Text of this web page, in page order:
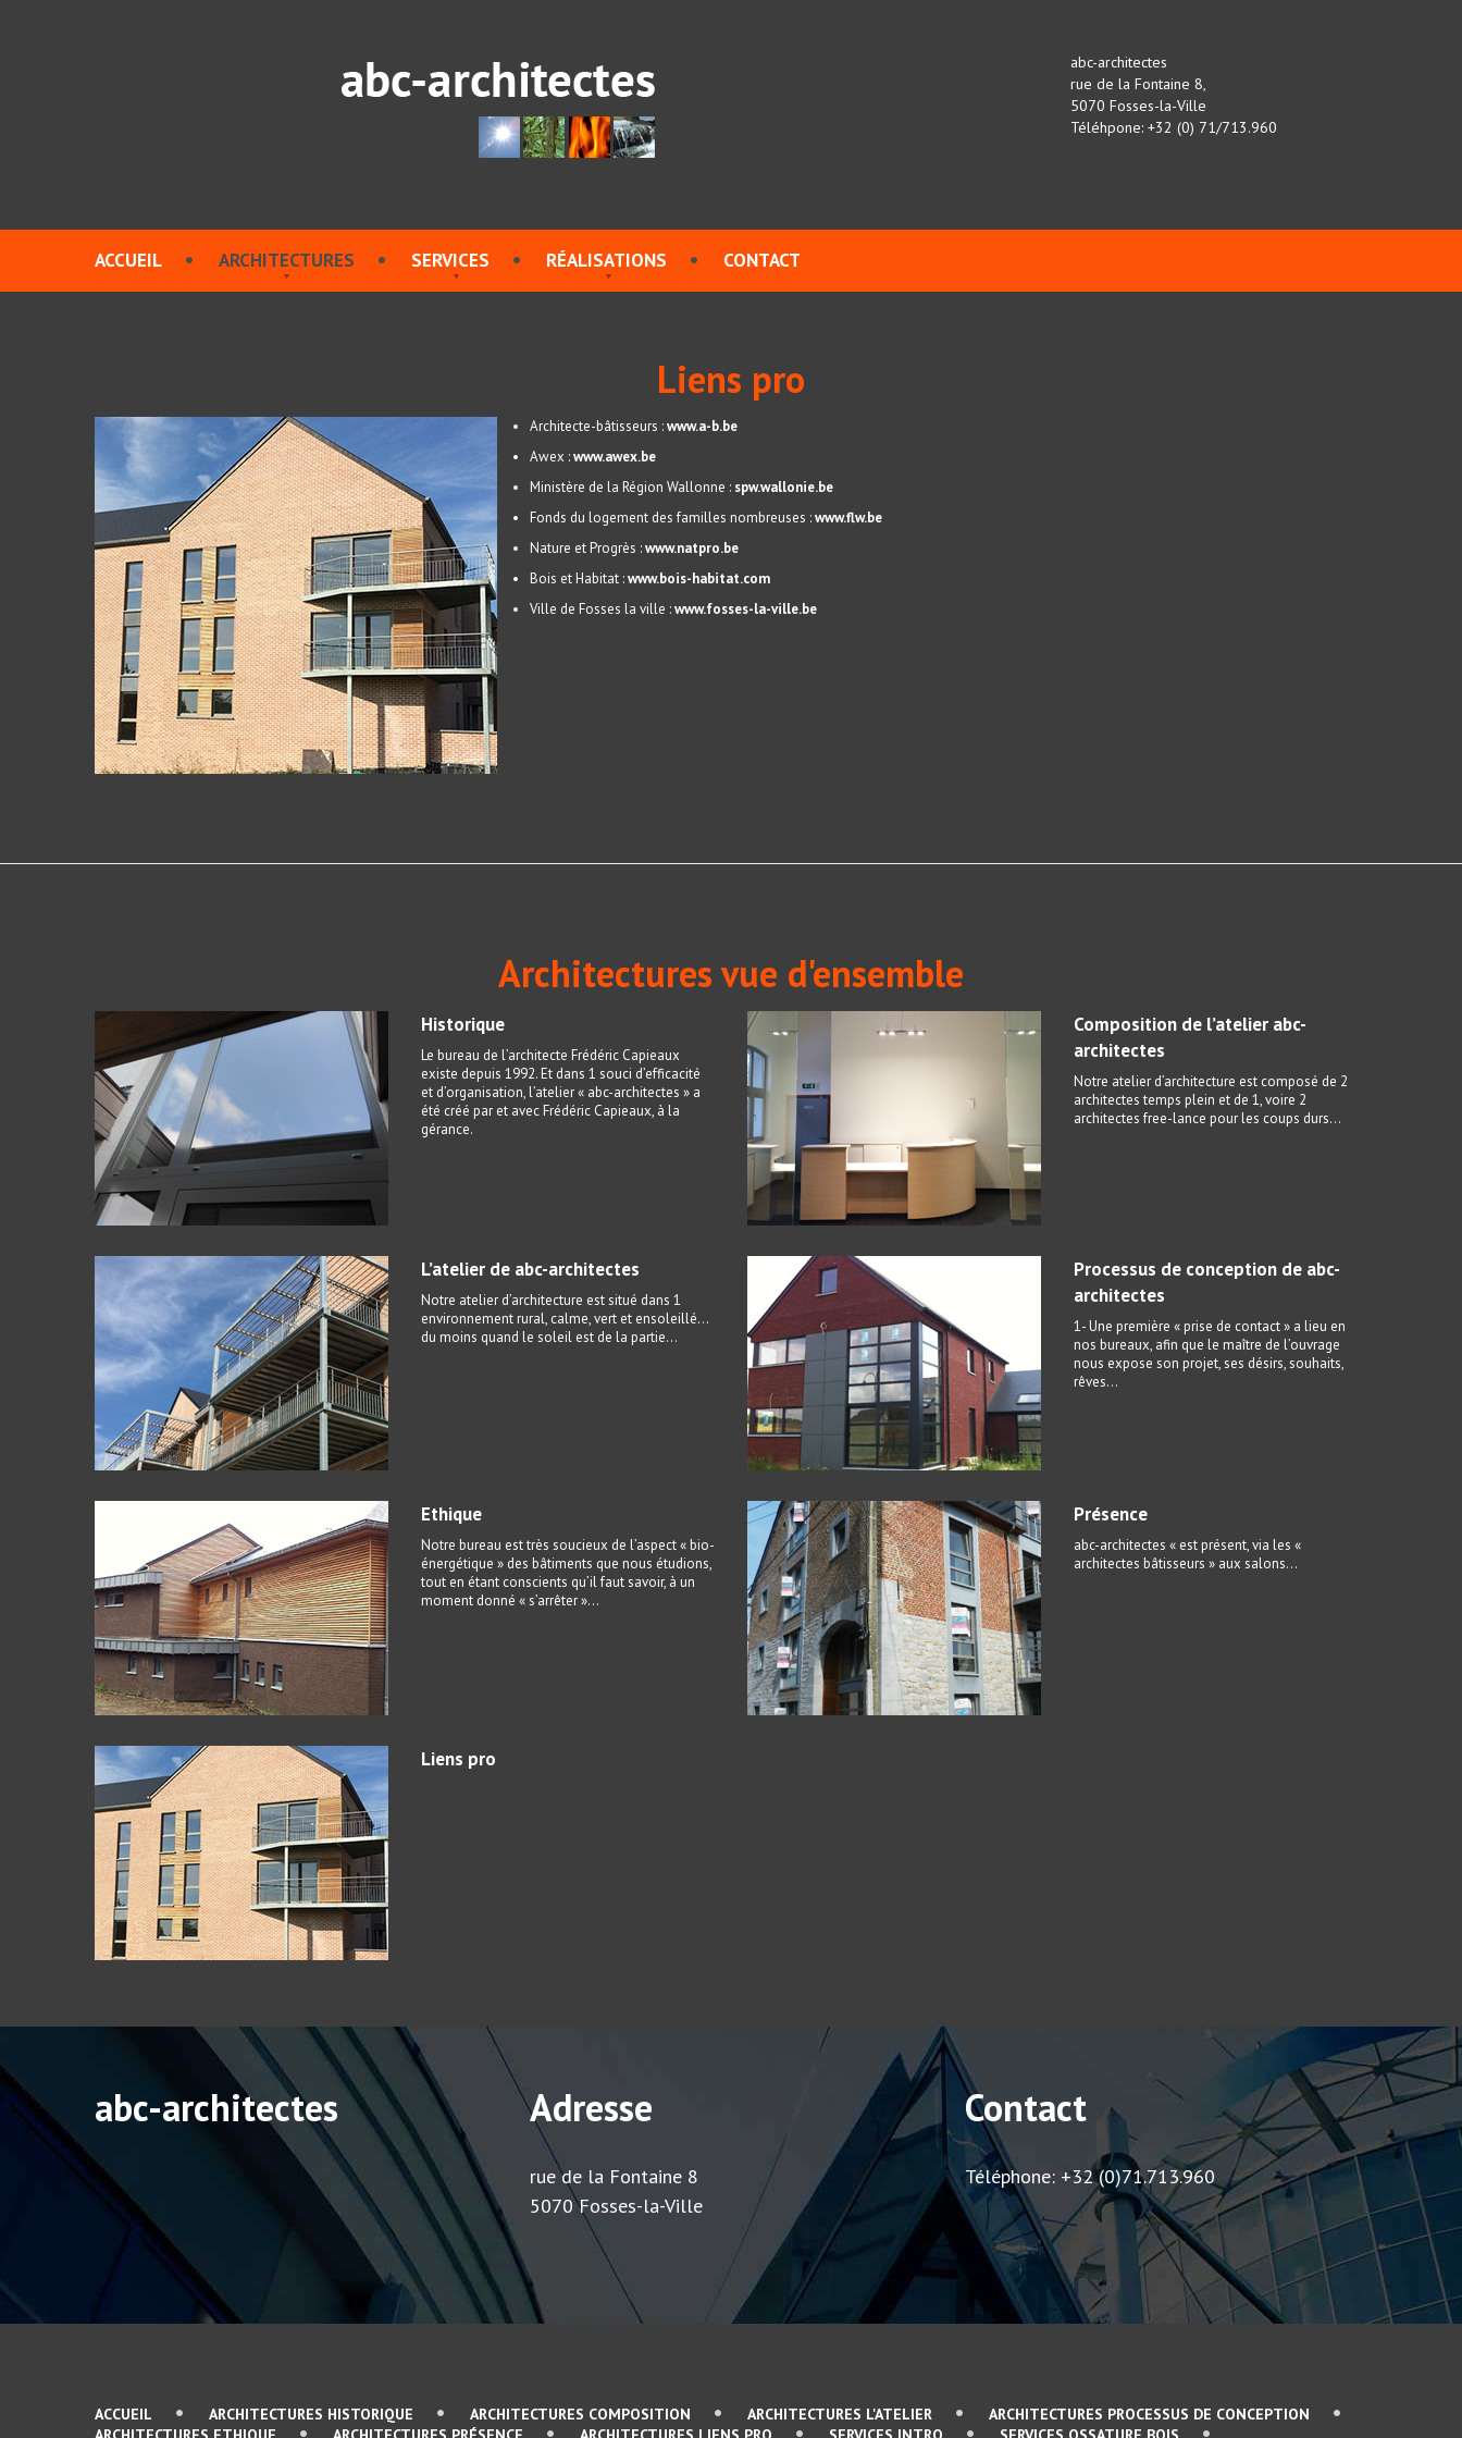
abc-architectes
rue de la Fontaine 8,
5070 Fosses-la-Ville
Téléhpone: +32 (0) 71/713.960
ACCUEIL ARCHITECTURES SERVICES RÉALISATIONS CONTACT
Liens pro
Architecte-bâtisseurs :www.a-b.be
Awex :www.awex.be
Ministère de la Région Wallonne : spw.wallonie.be
Fonds du logement des familles nombreuses :www.flw.be
Nature et Progrès :www.natpro.be
Bois et Habitat :www.bois-habitat.com
Ville de Fosses la ville :www.fosses-la-ville.be
Architectures vue d'ensemble
Historique
Le bureau de l’architecte Frédéric Capieaux
existe depuis 1992. Et dans 1 souci d’efficacité
et d’organisation, l’atelier « abc-architectes » a
été créé par et avec Frédéric Capieaux, à la
gérance.
L’atelier de abc-architectes
Notre atelier d’architecture est situé dans 1
environnement rural, calme, vert et ensoleillé…
du moins quand le soleil est de la partie...
Ethique
Notre bureau est très soucieux de l’aspect « bio-
énergétique » des bâtiments que nous étudions,
tout en étant conscients qu’il faut savoir, à un
moment donné « s’arrêter »…
Liens pro
Composition de l’atelier abc-
architectes
Notre atelier d’architecture est composé de 2
architectes temps plein et de 1, voire 2
architectes free-lance pour les coups durs…
Processus de conception de abc-
architectes
1- Une première « prise de contact » a lieu en
nos bureaux, afin que le maître de l’ouvrage
nous expose son projet, ses désirs, souhaits,
rêves…
Présence
abc-architectes « est présent, via les «
architectes bâtisseurs » aux salons...
abc-architectes Adresse
rue de la Fontaine 8
5070 Fosses-la-Ville
Contact
Téléphone: +32 (0)71.713.960
ACCUEIL ARCHITECTURES HISTORIQUE ARCHITECTURES COMPOSITION ARCHITECTURES L'ATELIER
ARCHITECTURES PROCESSUS DE CONCEPTION